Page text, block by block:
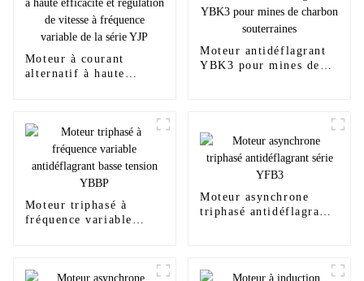
Moteur à courant
alternatif à haute
variable de la série YJP
Moteur antidéflagrant
YBK3 pour mines de
Moteur triphasé à
fréquence variable
Moteur asynchrone
triphasé antidéflagrant